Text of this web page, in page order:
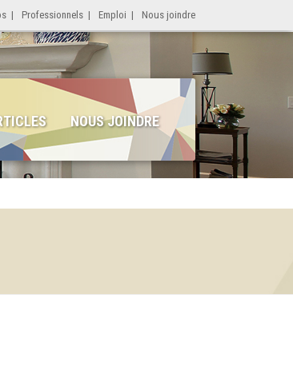
| Professionnels | Emploi | Nous joindre
NOUS JOINDRE